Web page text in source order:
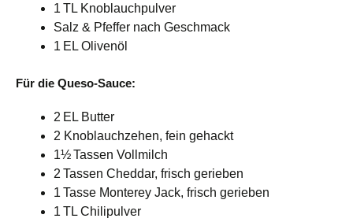
1 TL Knoblauchpulver
Salz & Pfeffer nach Geschmack
1 EL Olivenöl
Für die Queso-Sauce:
2 EL Butter
2 Knoblauchzehen, fein gehackt
1½ Tassen Vollmilch
2 Tassen Cheddar, frisch gerieben
1 Tasse Monterey Jack, frisch gerieben
1 TL Chilipulver